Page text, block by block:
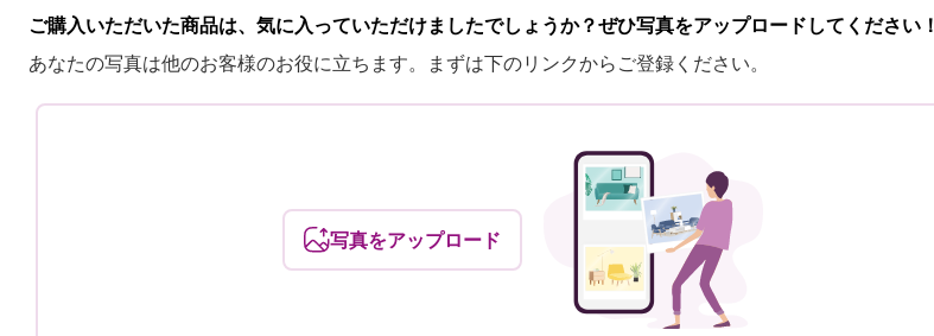
ご購入いただいた商品は、気に入っていただけましたでしょうか？ぜひ写真をアップロードしてください！
あなたの写真は他のお客様のお役に立ちます。まずは下のリンクからご登録ください。
写真をアップロード